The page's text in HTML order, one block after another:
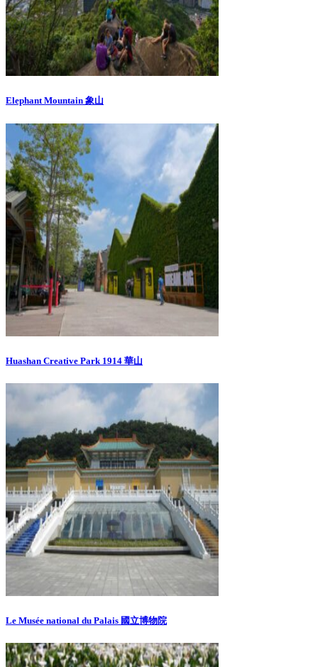
Elephant Mountain 象山
Huashan Creative Park 1914 華山
Le Musée national du Palais 國立博物院